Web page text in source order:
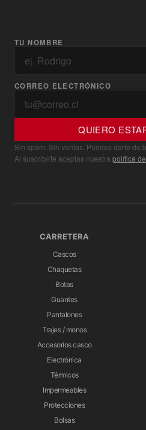
TU NOMBRE
CORREO ELECTRÓNICO
QUIERO
Sin spam. Sin ventas. Puedes darte de
Al suscribirte aceptas nuestra política
CARRETERA
Cascos
Chaquetas
Botas
Guantes
Pantalones
Trajes / monos
Accesorios casco
Electrónica
Térmicos
Impermeables
Protecciones
Bolsas